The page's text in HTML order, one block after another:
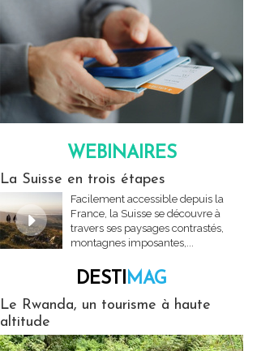
WEBINAIRES
La Suisse en trois étapes
Facilement accessible depuis la
France, la Suisse se découvre à
travers ses paysages contrastés,
montagnes imposantes,...
DESTIMAG
Le Rwanda, un tourisme à haute
altitude